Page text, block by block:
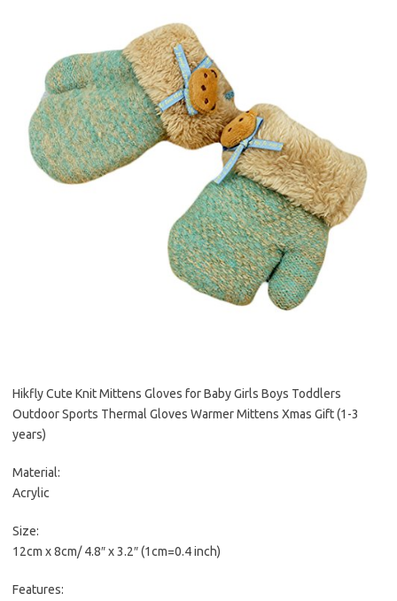
Hikfly Cute Knit Mittens Gloves for Baby Girls Boys Toddlers
Outdoor Sports Thermal Gloves Warmer Mittens Xmas Gift (1-3
years)
Material:
Acrylic
Size:
12cm x 8cm/ 4.8″ x 3.2″ (1cm=0.4 inch)
Features: